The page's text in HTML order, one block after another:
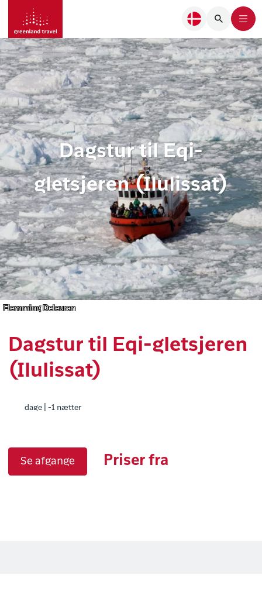
Dagstur til Eqi-
gletsjeren (Ilulissat)
Flemming Deleuran
Dagstur til Eqi-gletsjeren
(Ilulissat)
dage | -1 nætter
Se afgange Priser fra